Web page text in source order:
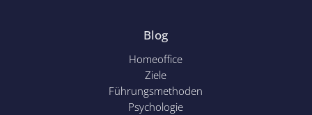
Blog
Homeoffice
Ziele
Führungsmethoden
Psychologie